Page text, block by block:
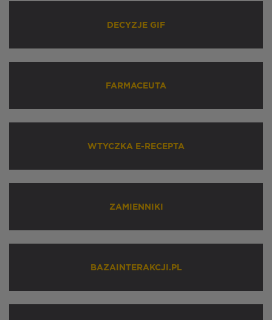
DECYZJE GIF
FARMACEUTA
WTYCZKA E-RECEPTA
ZAMIENNIKI
BAZAINTERAKCJI.PL